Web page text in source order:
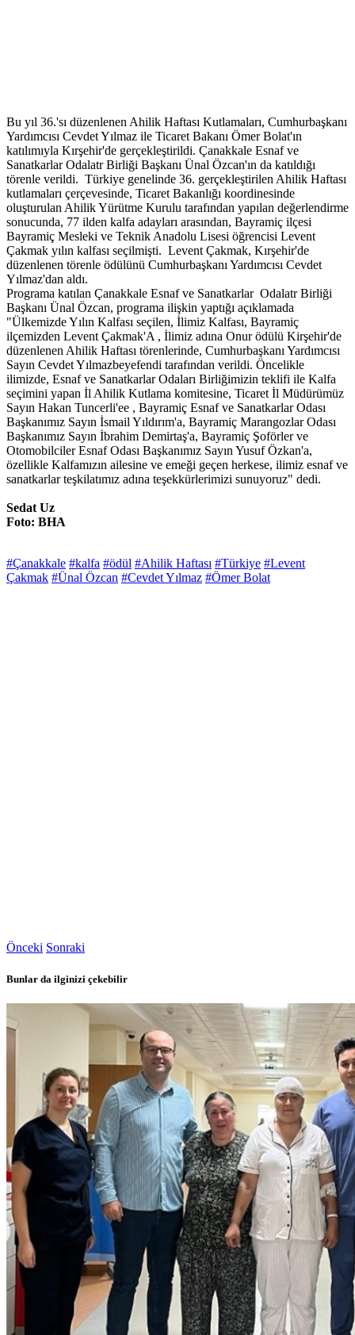
Bu yıl 36.'sı düzenlenen Ahilik Haftası Kutlamaları, Cumhurbaşkanı
Yardımcısı Cevdet Yılmaz ile Ticaret Bakanı Ömer Bolat'ın
katılımıyla Kırşehir'de gerçekleştirildi. Çanakkale Esnaf ve
Sanatkarlar Odalatr Birliği Başkanı Ünal Özcan'ın da katıldığı
törenle verildi. Türkiye genelinde 36. gerçekleştirilen Ahilik Haftası
kutlamaları çerçevesinde, Ticaret Bakanlığı koordinesinde
oluşturulan Ahilik Yürütme Kurulu tarafından yapılan değerlendirme
sonucunda, 77 ilden kalfa adayları arasından, Bayramiç ilçesi
Bayramiç Mesleki ve Teknik Anadolu Lisesi öğrencisi Levent
Çakmak yılın kalfası seçilmişti. Levent Çakmak, Kırşehir'de
düzenlenen törenle ödülünü Cumhurbaşkanı Yardımcısı Cevdet
Yılmaz'dan aldı.
Programa katılan Çanakkale Esnaf ve Sanatkarlar Odalatr Birliği
Başkanı Ünal Özcan, programa ilişkin yaptığı açıklamada
"Ülkemizde Yılın Kalfası seçilen, İlimiz Kalfası, Bayramiç
ilçemizden Levent Çakmak'A , İlimiz adına Onur ödülü Kirşehir'de
düzenlenen Ahilik Haftası törenlerinde, Cumhurbaşkanı Yardımcısı
Sayın Cevdet Yılmazbeyefendi tarafından verildi. Öncelikle
ilimizde, Esnaf ve Sanatkarlar Odaları Birliğimizin teklifi ile Kalfa
seçimini yapan İl Ahilik Kutlama komitesine, Ticaret İl Müdürümüz
Sayın Hakan Tuncerli'ee , Bayramiç Esnaf ve Sanatkarlar Odası
Başkanımız Sayın İsmail Yıldırım'a, Bayramiç Marangozlar Odası
Başkanımız Sayın İbrahim Demirtaş'a, Bayramiç Şoförler ve
Otomobilciler Esnaf Odası Başkanımız Sayın Yusuf Özkan'a,
özellikle Kalfamızın ailesine ve emeği geçen herkese, ilimiz esnaf ve
sanatkarlar teşkilatımız adına teşekkürlerimizi sunuyoruz" dedi.
Sedat Uz
Foto: BHA
#Çanakkale #kalfa #ödül #Ahilik Haftası #Türkiye #Levent
Çakmak #Ünal Özcan #Cevdet Yılmaz #Ömer Bolat
Önceki Sonraki
Bunlar da ilginizi çekebilir